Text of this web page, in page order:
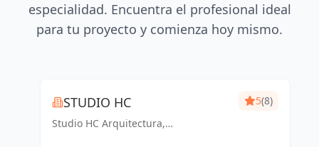
especialidad. Encuentra el profesional ideal
para tu proyecto y comienza hoy mismo.
STUDIO HC
Studio HC Arquitectura,
5(8)